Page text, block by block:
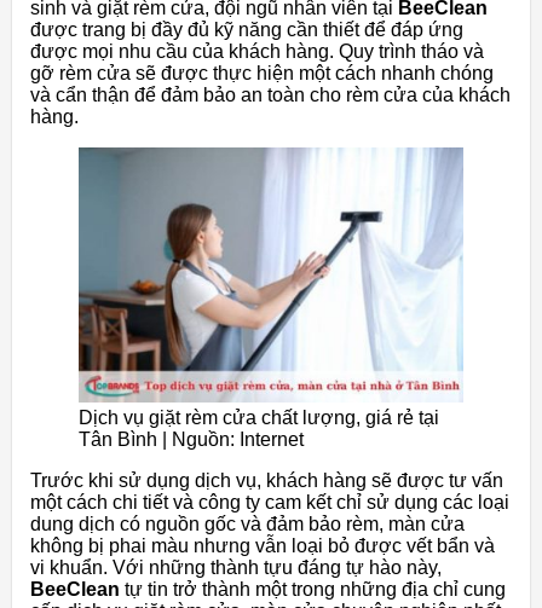
sinh và giặt rèm cửa, đội ngũ nhân viên tại BeeClean
được trang bị đầy đủ kỹ năng cần thiết để đáp ứng
được mọi nhu cầu của khách hàng. Quy trình tháo và
gỡ rèm cửa sẽ được thực hiện một cách nhanh chóng
và cẩn thận để đảm bảo an toàn cho rèm cửa của khách
hàng.
Dịch vụ giặt rèm cửa chất lượng, giá rẻ tại
Tân Bình | Nguồn: Internet
Trước khi sử dụng dịch vụ, khách hàng sẽ được tư vấn
một cách chi tiết và công ty cam kết chỉ sử dụng các loại
dung dịch có nguồn gốc và đảm bảo rèm, màn cửa
không bị phai màu nhưng vẫn loại bỏ được vết bẩn và
vi khuẩn. Với những thành tựu đáng tự hào này,
BeeClean tự tin trở thành một trong những địa chỉ cung